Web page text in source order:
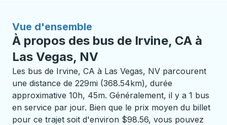
Vue d'ensemble
À propos des bus de Irvine, CA à
Las Vegas, NV
Les bus de Irvine, CA à Las Vegas, NV parcourent
une distance de 229mi (368.54km), durée
approximative 10h, 45m. Généralement, il y a 1 bus
en service par jour. Bien que le prix moyen du billet
pour ce trajet soit d'environ $98.56, vous pouvez